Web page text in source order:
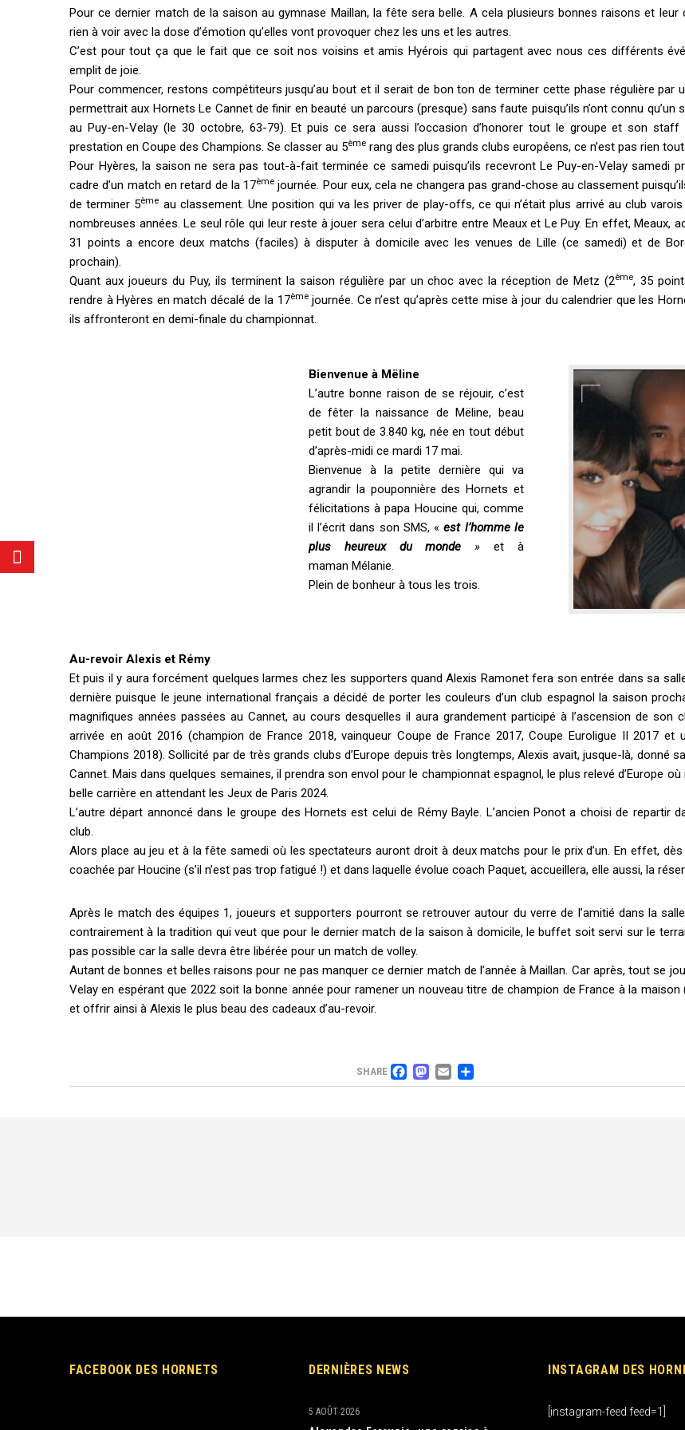
Pour ce dernier match de la saison au gymnase Maillan, la fête sera belle. A cela plusieurs bonnes raisons et leur
rien à voir avec la dose d’émotion qu’elles vont provoquer chez les uns et les autres.
C’est pour tout ça que le fait que ce soit nos voisins et amis Hyérois qui partagent avec nous ces différents
emplit de joie.
Pour commencer, restons compétiteurs jusqu’au bout et il serait de bon ton de terminer cette phase régulière par
permettrait aux Hornets Le Cannet de finir en beauté un parcours (presque) sans faute puisqu’ils n’ont connu qu’un
au Puy-en-Velay (le 30 octobre, 63-79). Et puis ce sera aussi l’occasion d’honorer tout le groupe et son staff
prestation en Coupe des Champions. Se classer au 5ème rang des plus grands clubs européens, ce n’est pas rien
Pour Hyères, la saison ne sera pas tout-à-fait terminée ce samedi puisqu’ils recevront Le Puy-en-Velay samedi
cadre d’un match en retard de la 17ème journée. Pour eux, cela ne changera pas grand-chose au classement
de terminer 5ème au classement. Une position qui va les priver de play-offs, ce qui n’était plus arrivé au club
nombreuses années. Le seul rôle qui leur reste à jouer sera celui d’arbitre entre Meaux et Le Puy. En effet, Meaux,
31 points a encore deux matchs (faciles) à disputer à domicile avec les venues de Lille (ce samedi) et de
prochain).
Quant aux joueurs du Puy, ils terminent la saison régulière par un choc avec la réception de Metz (2ème, 35
rendre à Hyères en match décalé de la 17èmejournée. Ce n’est qu’après cette mise à jour du calendrier que les
ils affronteront en demi-finale du championnat.
Bienvenue à Mëline
L’autre bonne raison de se réjouir, c’est
de fêter la naissance de Mëline, beau
petit bout de 3.840 kg, née en tout début
d’après-midi ce mardi 17 mai.
Bienvenue à la petite dernière qui va
agrandir la pouponnière des Hornets et
félicitations à papa Houcine qui, comme
il l’écrit dans son SMS, «est l’homme le
plus heureux du monde » et à
maman Mélanie.
Plein de bonheur à tous les trois.
Au-revoir Alexis et Rémy
Et puis il y aura forcément quelques larmes chez les supporters quand Alexis Ramonet fera son entrée dans sa
dernière puisque le jeune international français a décidé de porter les couleurs d’un club espagnol la saison
magnifiques années passées au Cannet, au cours desquelles il aura grandement participé à l’ascension de son
arrivée en août 2016 (champion de France 2018, vainqueur Coupe de France 2017, Coupe Euroligue II 2017 et
Champions 2018). Sollicité par de très grands clubs d’Europe depuis très longtemps, Alexis avait, jusque-là, donné
Cannet. Mais dans quelques semaines, il prendra son envol pour le championnat espagnol, le plus relevé d’Europe
belle carrière en attendant les Jeux de Paris 2024.
L’autre départ annoncé dans le groupe des Hornets est celui de Rémy Bayle. L’ancien Ponot a choisi de repartir
club.
Alors place au jeu et à la fête samedi où les spectateurs auront droit à deux matchs pour le prix d’un. En effet, dès
coachée par Houcine (s’il n’est pas trop fatigué !) et dans laquelle évolue coach Paquet, accueillera, elle aussi, la
Après le match des équipes 1, joueurs et supporters pourront se retrouver autour du verre de l’amitié dans la salle
contrairement à la tradition qui veut que pour le dernier match de la saison à domicile, le buffet soit servi sur le
pas possible car la salle devra être libérée pour un match de volley.
Autant de bonnes et belles raisons pour ne pas manquer ce dernier match de l’année à Maillan. Car après, tout se
Velay en espérant que 2022 soit la bonne année pour ramener un nouveau titre de champion de France à la maison
et offrir ainsi à Alexis le plus beau des cadeaux d’au-revoir.
SHARE FACEBOOK
MASTODON
EMAIL
PARTAGER
FACEBOOK DES HORNETS DERNIÈRES NEWS
5 AOÛT 2026
INSTAGRAM DES
[instagram-feed feed=1]